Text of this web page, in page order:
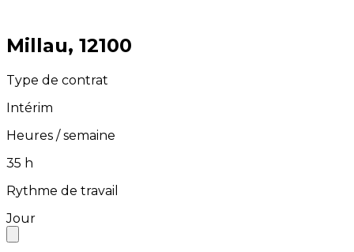
⁨Millau⁩, ⁨12100⁩
Type de contrat
Intérim
Heures / semaine
⁨35⁩ h
Rythme de travail
Jour